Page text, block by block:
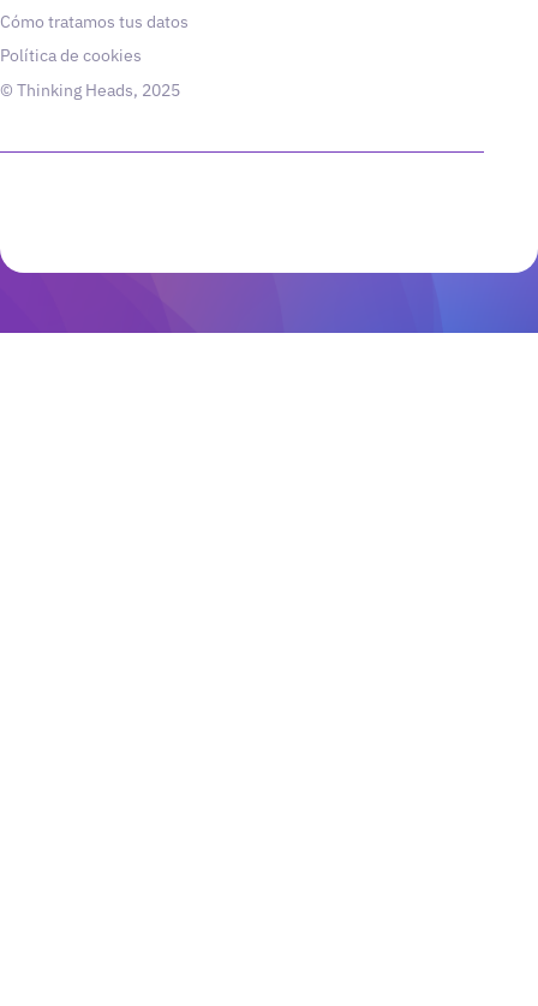
Cómo tratamos tus datos
Política de cookies
© Thinking Heads, 2025